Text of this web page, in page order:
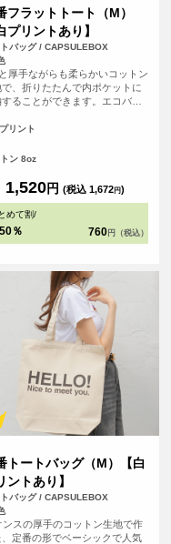
フラットトート（M）
プリントあり】
トバッグ / CAPSULEBOX
厚手ながらも柔らかいコットン
、折りたたんで内ポケットに
ることができます。エコバッ
にも便利なトートバッグ、持
ったりかけて手を塞がずご使用
リント
ン 8oz
1,520円 (税込 1,672円)
めて割/
50％ 760 円（税込）
トートバッグ（M）【白
ントあり】
トバッグ / CAPSULEBOX
ンスの厚手のコットン生地で作
、定番の形でベーシックで人気